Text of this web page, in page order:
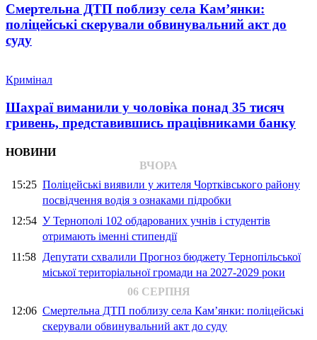
Смертельна ДТП поблизу села Кам’янки:
поліцейські скерували обвинувальний акт до
суду
Кримінал
Шахраї виманили у чоловіка понад 35 тисяч
гривень, представившись працівниками банку
НОВИНИ
ВЧОРА
15:25 Поліцейські виявили у жителя Чортківського району
посвідчення водія з ознаками підробки
12:54 У Тернополі 102 обдарованих учнів і студентів
отримають іменні стипендії
11:58 Депутати схвалили Прогноз бюджету Тернопільської
міської територіальної громади на 2027-2029 роки
06 СЕРПНЯ
12:06 Смертельна ДТП поблизу села Кам’янки: поліцейські
скерували обвинувальний акт до суду